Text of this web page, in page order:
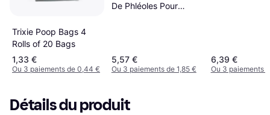
Trixie Poop Bags 4
Rolls of 20 Bags
1,33 €
Ou 3 paiements de 0,44 €
De Phléoles Pour
Naturelle Des Dents
5,57 €
Ou 3 paiements de 1,85 €
6,39 €
Ou 3 paiements
Détails du produit